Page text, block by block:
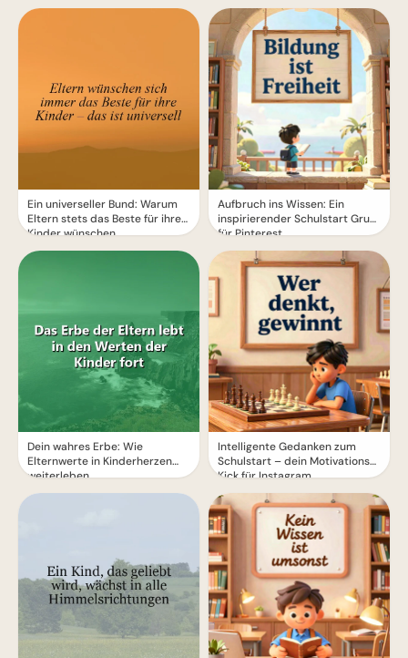
Ein universeller Bund: Warum
Eltern stets das Beste für ihre
Kinder wünschen
Dein wahres Erbe: Wie
Elternwerte in Kinderherzen
weiterleben
Freude
Aufbruch ins Wissen: Ein
inspirierender Schulstart Gruß
für Pinterest
Intelligente Gedanken zum
Schulstart – dein Motivations-
Kick für Instagram